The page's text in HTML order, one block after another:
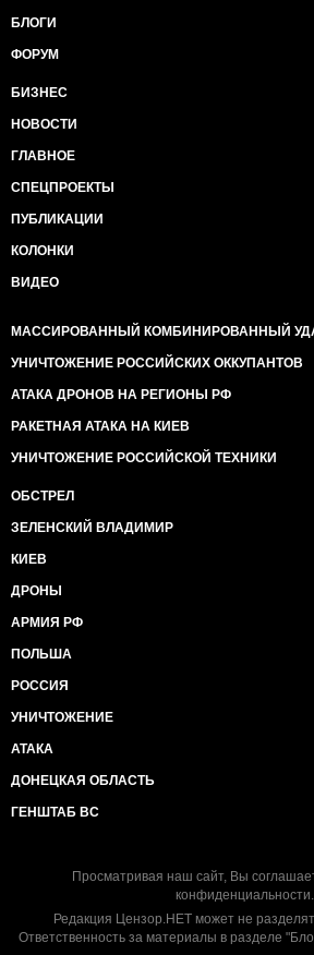
БЛОГИ
ФОРУМ
БИЗНЕС
НОВОСТИ
ГЛАВНОЕ
СПЕЦПРОЕКТЫ
ПУБЛИКАЦИИ
КОЛОНКИ
ВИДЕО
МАССИРОВАННЫЙ КОМБИНИРОВАННЫЙ
УНИЧТОЖЕНИЕ РОССИЙСКИХ ОККУПАНТОВ
АТАКА ДРОНОВ НА РЕГИОНЫ РФ
РАКЕТНАЯ АТАКА НА КИЕВ
УНИЧТОЖЕНИЕ РОССИЙСКОЙ ТЕХНИКИ
ОБСТРЕЛ
ЗЕЛЕНСКИЙ ВЛАДИМИР
КИЕВ
ДРОНЫ
АРМИЯ РФ
ПОЛЬША
РОССИЯ
УНИЧТОЖЕНИЕ
АТАКА
ДОНЕЦКАЯ ОБЛАСТЬ
ГЕНШТАБ ВС
Просматривая наш сайт, Вы
конфиденциальности.
Редакция Цензор.НЕТ может не
Ответственность за материалы в разделе